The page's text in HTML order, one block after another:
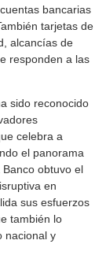
bancarias
tarjetas de
alcancías de
responden a las
sido reconocido
celebra a
el panorama
obtuvo el
en
sus esfuerzos
también lo
nacional y